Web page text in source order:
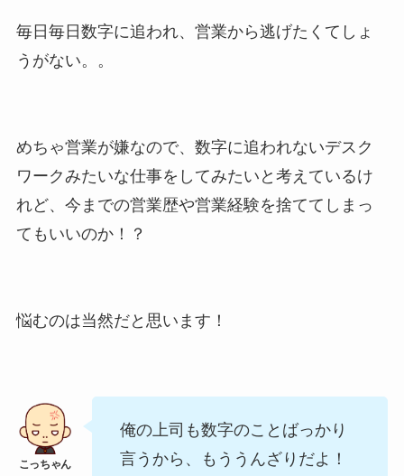
毎日毎日数字に追われ、営業から逃げたくてしょ
うがない。。
めちゃ営業が嫌なので、数字に追われないデスク
ワークみたいな仕事をしてみたいと考えているけ
れど、今までの営業歴や営業経験を捨ててしまっ
てもいいのか！？
悩むのは当然だと思います！
俺の上司も数字のことばっかり
言うから、もううんざりだよ！